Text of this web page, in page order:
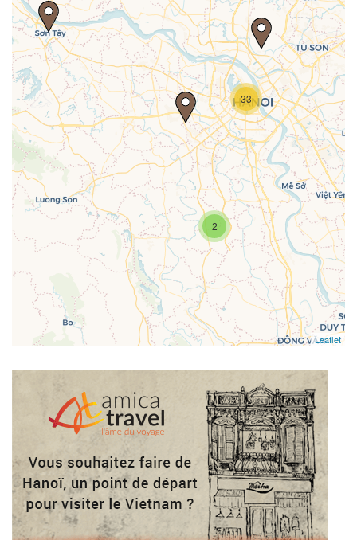
Travelers' Map is loading...
If you see this after your page is
loaded completely, leafletJS files are
missing.
2
33
Leaflet